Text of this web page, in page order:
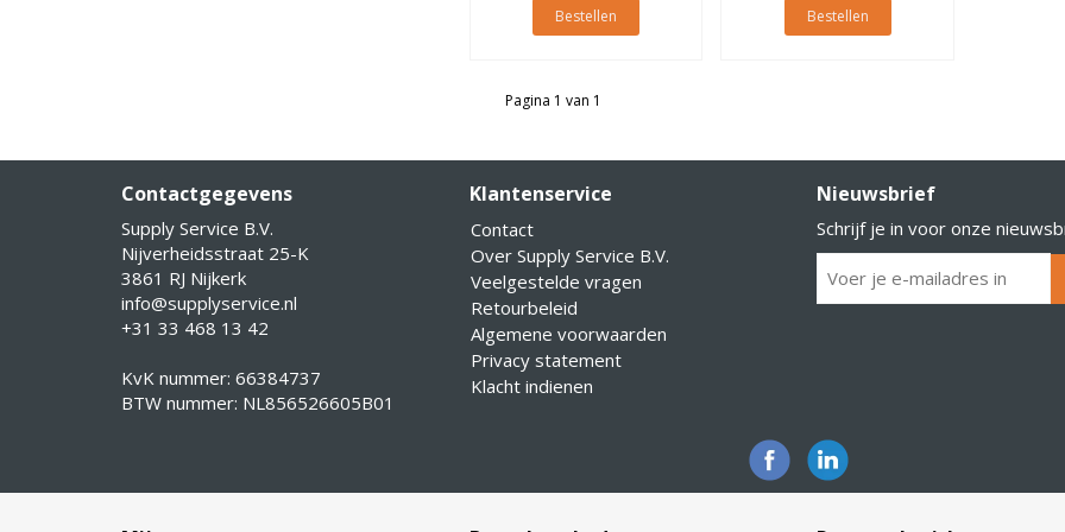
Bestellen Bestellen
Pagina 1 van 1
Contactgegevens
Supply Service B.V.
Nijverheidsstraat 25-K
3861 RJ Nijkerk
info@supplyservice.nl
+31 33 468 13 42
KvK nummer: 66384737
BTW nummer: NL856526605B01
Klantenservice
Contact
Over Supply Service B.V.
Veelgestelde vragen
Retourbeleid
Algemene voorwaarden
Privacy statement
Klacht indienen
Nieuwsbrief
Schrijf je in voor onze